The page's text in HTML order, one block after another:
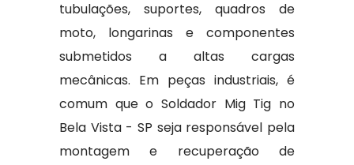
tubulações, suportes, quadros de
moto, longarinas e componentes
submetidos a altas cargas
mecânicas. Em peças industriais, é
comum que o Soldador Mig Tig no
Bela Vista - SP seja responsável pela
montagem e recuperação de